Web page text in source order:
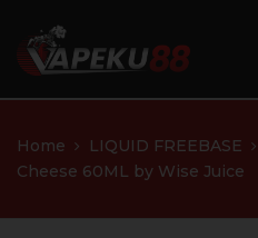
Home LIQUID FREEBASE
Cheese 60ML by Wise Juice